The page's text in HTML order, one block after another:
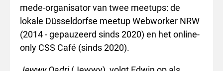
mede-organisator van twee meetups: de
lokale Düsseldorfse meetup Webworker NRW
(2014 - gepauzeerd sinds 2020) en het online-
only CSS Café (sinds 2020).